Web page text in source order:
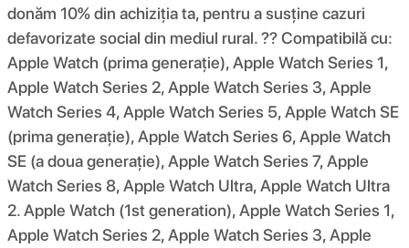
donăm 10% din achiziția ta, pentru a susține cazuri
defavorizate social din mediul rural. ?? Compatibilă cu:
Apple Watch (prima generație), Apple Watch Series 1,
Apple Watch Series 2, Apple Watch Series 3, Apple
Watch Series 4, Apple Watch Series 5, Apple Watch SE
(prima generație), Apple Watch Series 6, Apple Watch
SE (a doua generație), Apple Watch Series 7, Apple
Watch Series 8, Apple Watch Ultra, Apple Watch Ultra
2. Apple Watch (1st generation), Apple Watch Series 1,
Apple Watch Series 2, Apple Watch Series 3, Apple